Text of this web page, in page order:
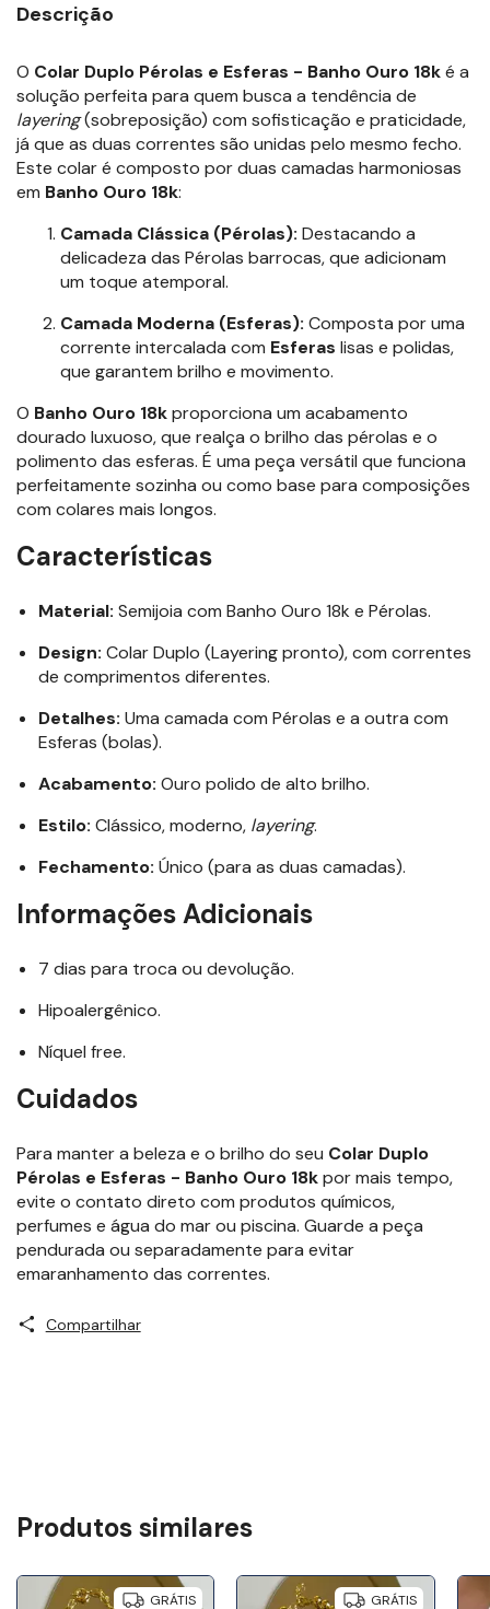
Descrição
O Colar Duplo Pérolas e Esferas - Banho Ouro 18ké a
solução perfeita para quem busca a tendência de
layering(sobreposição) com sofisticação e praticidade,
já que as duas correntes são unidas pelo mesmo fecho.
Este colar é composto por duas camadas harmoniosas
em Banho Ouro 18k:
Camada Clássica (Pérolas): Destacando a
delicadeza das Pérolas barrocas, que adicionam
um toque atemporal.
Camada Moderna (Esferas): Composta por uma
corrente intercalada com Esferas lisas e polidas,
que garantem brilho e movimento.
O Banho Ouro 18kproporciona um acabamento
dourado luxuoso, que realça o brilho das pérolas e o
polimento das esferas. É uma peça versátil que funciona
perfeitamente sozinha ou como base para composições
com colares mais longos.
Características
Material: Semijoia com Banho Ouro 18k e Pérolas.
Design: Colar Duplo (Layering pronto), com correntes
de comprimentos diferentes.
Detalhes: Uma camada com Pérolas e a outra com
Esferas (bolas).
Acabamento: Ouro polido de alto brilho.
Estilo: Clássico, moderno, layering.
Fechamento: Único (para as duas camadas).
Informações Adicionais
7 dias para troca ou devolução.
Hipoalergênico.
Níquel free.
Cuidados
Para manter a beleza e o brilho do seu Colar Duplo
Pérolas e Esferas - Banho Ouro 18kpor mais tempo,
evite o contato direto com produtos químicos,
perfumes e água do mar ou piscina. Guarde a peça
pendurada ou separadamente para evitar
emaranhamento das correntes.
Compartilhar
Produtos similares
GRÁTIS GRÁTIS